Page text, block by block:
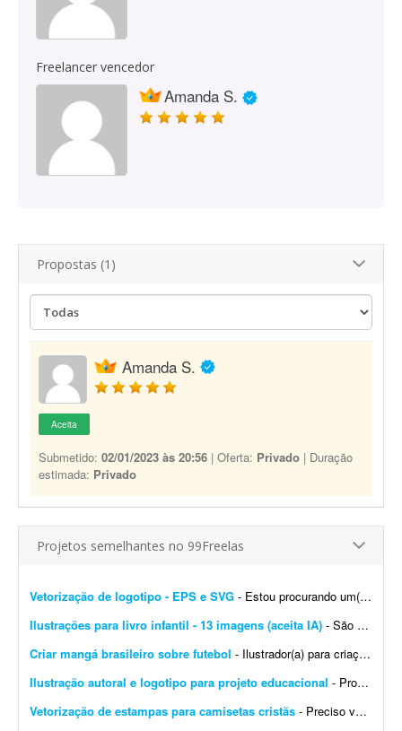
Freelancer vencedor
Amanda S.
Propostas (1)
Amanda S.
Aceita
Submetido: 02/01/2023 às 20:56 | Oferta: Privado | Duração
estimada: Privado
Projetos semelhantes no 99Freelas
Vetorização de logotipo - EPS e SVG - Estou procurando um(a) designer/profissional para realizar a vetorização de um logotipo, mantendo o design original com a máxima fidelidade e entregando o arquivo em alta quali...
Ilustrações para livro infantil - 13 imagens (aceita IA) - São 12 imagens internas e a capa do livro (total 13 imagens). Quero uma ilustração infantil editorial em aquarela tradicional, com aparência de livro infantil ilustrado &...
Criar mangá brasileiro sobre futebol - Ilustrador(a) para criação de mangá brasileiro de futebol - parceria de longo prazo Estou desenvolvendo um mangá brasileiro de futebol original, com foco em uma hist&oa...
Ilustração autoral e logotipo para projeto educacional - Procuro um(a) profissional para desenvolver duas artes autorais para projetos educacionais. A primeira será uma ilustração para ser utilizada como fundo de página da mi...
Vetorização de estampas para camisetas cristãs - Preciso vetorizar duas estampas para camisetas streetwear com temática cristã. Já tenho os mockups e as referências. Preciso receber os arquivos finais nos formatos AI, P...